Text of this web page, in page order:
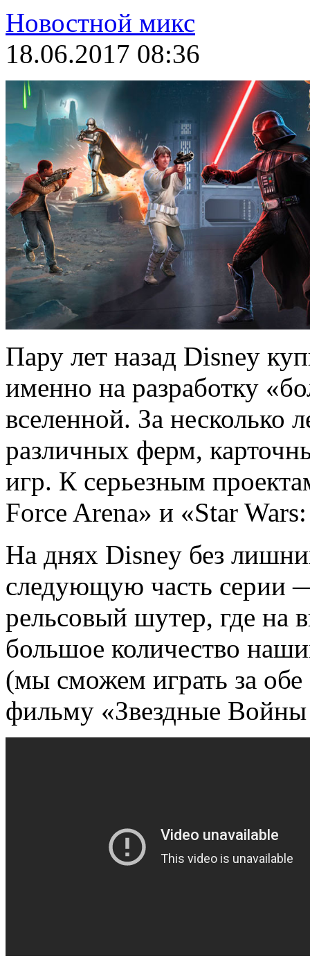
Новостной микс
18.06.2017 08:36
Пару лет назад Disney
именно на разработку
вселенной. За несколько
различных ферм,
игр. К серьезным
Force Arena» и «Star
На днях Disney без
следующую часть серии
рельсовый шутер, где на
большое количество
(мы сможем играть за
фильму «Звездные